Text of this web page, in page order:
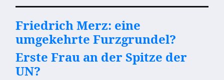
Friedrich Merz: eine
umgekehrte Furzgrundel?
Erste Frau an der Spitze der
UN?